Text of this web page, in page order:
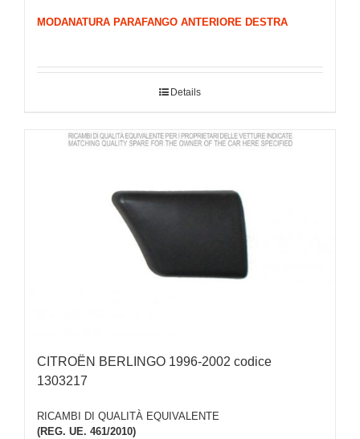
MODANATURA PARAFANGO ANTERIORE DESTRA
Details
CITROËN BERLINGO 1996-2002 codice
1303217
RICAMBI DI QUALITÀ EQUIVALENTE
(REG. UE. 461/2010)